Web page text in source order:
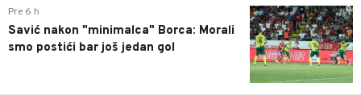
0
Pre 6 h
Savić nakon "minimalca" Borca: Morali
smo postići bar još jedan gol